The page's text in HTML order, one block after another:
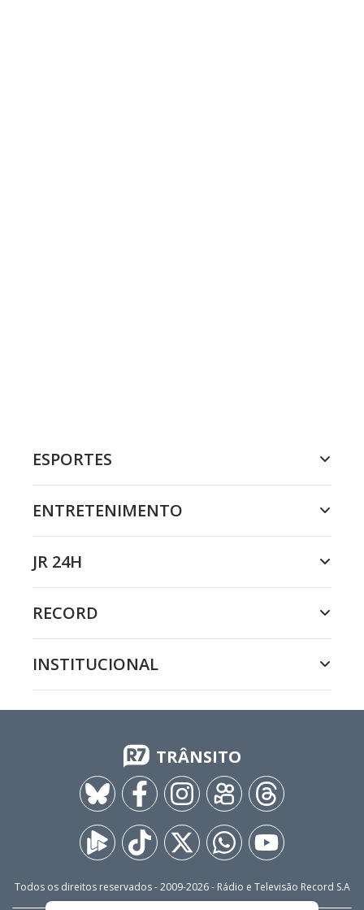
ESPORTES
ENTRETENIMENTO
JR 24H
RECORD
INSTITUCIONAL
TRÂNSITO
Todos os direitos reservados - 2009-2026- Rádio e Televisão Record S.A